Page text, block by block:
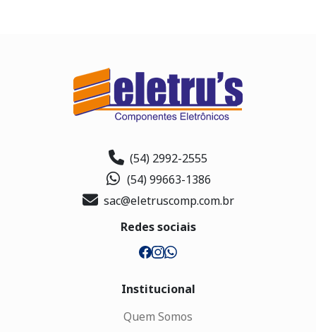
(54) 2992-2555
(54) 99663-1386
sac@eletruscomp.com.br
Redes sociais
Institucional
Quem Somos